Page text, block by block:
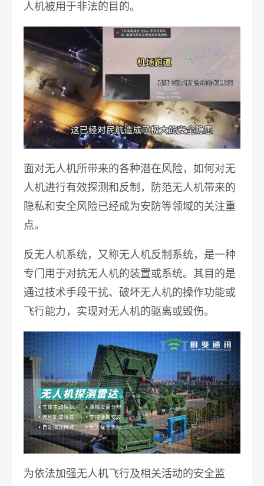
人机被用于非法的目的。
面对无人机所带来的各种潜在风险，如何对无
人机进行有效探测和反制，防范无人机带来的
隐私和安全风险已经成为安防等领域的关注重
点。
反无人机系统，又称无人机反制系统，是一种
专门用于对抗无人机的装置或系统。其目的是
通过技术手段干扰、破坏无人机的操作功能或
飞行能力，实现对无人机的驱离或毁伤。
为依法加强无人机飞行及相关活动的安全监
业务咨询